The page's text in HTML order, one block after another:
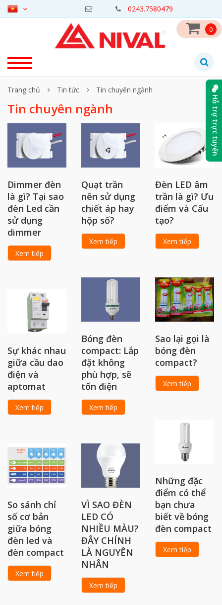
0243.7580479
0
Trang chủ Tin tức Tin chuyên ngành
Tin chuyên ngành
Dimmer đèn
là gì? Tại sao
đèn Led cần
sử dụng
dimmer
Xem tiếp
Quạt trần
nên sử dụng
chiết áp hay
hộp số?
Xem tiếp
Đèn LED âm
trần là gì? Ưu
điểm và Cấu
tạo?
Xem tiếp
Bóng đèn
compact: Lắp
đặt không
phù hợp, sẽ
tốn điện
Xem tiếp
Sao lại gọi là
bóng đèn
compact?
Xem tiếp
Sự khác nhau
giữa cầu dao
điện và
aptomat
Xem tiếp
Những đặc
điểm có thể
bạn chưa
biết về bóng
đèn compact
Xem tiếp
So sánh chỉ
số cơ bản
giữa bóng
đèn led và
đèn compact
Xem tiếp
VÌ SAO ĐÈN
LED CÓ
NHIỀU MÀU?
ĐÂY CHÍNH
LÀ NGUYÊN
NHÂN
Xem tiếp
Hỗ trợ trực tuyến